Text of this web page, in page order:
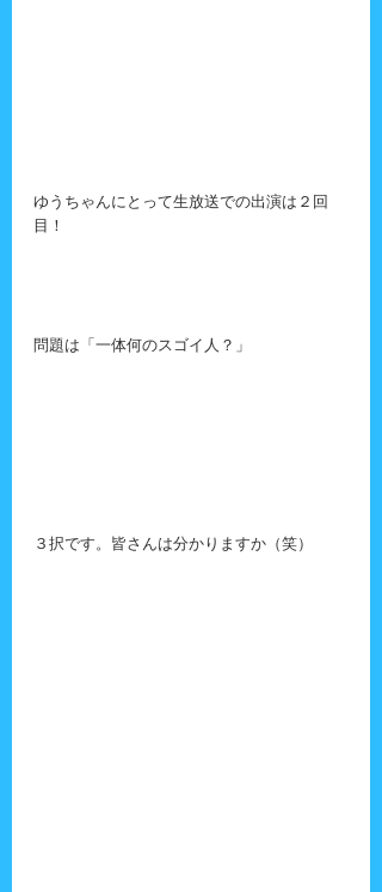
ゆうちゃんにとって生放送での出演は２回
目！
問題は「一体何のスゴイ人？」
３択です。皆さんは分かりますか（笑）